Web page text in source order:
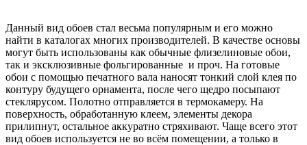
Данный вид обоев стал весьма популярным и его можно
найти в каталогах многих производителей. В качестве основы
могут быть использованы как обычные флизелиновые обои,
так и эксклюзивные фольгированные и проч. На готовые
обои с помощью печатного вала наносят тонкий слой клея по
контуру будущего орнамента, после чего щедро посыпают
стеклярусом. Полотно отправляется в термокамеру. На
поверхность, обработанную клеем, элементы декора
прилипнут, остальное аккуратно стряхивают. Чаще всего этот
вид обоев используется не во всём помещении, а только в